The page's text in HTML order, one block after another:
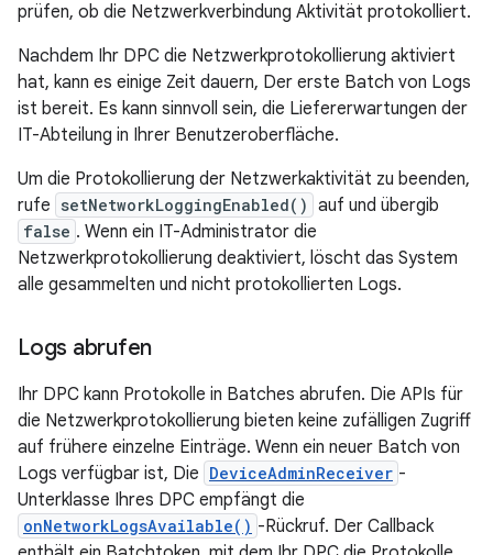
prüfen, ob die Netzwerkverbindung Aktivität protokolliert.
Nachdem Ihr DPC die Netzwerkprotokollierung aktiviert
hat, kann es einige Zeit dauern, Der erste Batch von Logs
ist bereit. Es kann sinnvoll sein, die Liefererwartungen der
IT-Abteilung in Ihrer Benutzeroberfläche.
Um die Protokollierung der Netzwerkaktivität zu beenden,
rufe setNetworkLoggingEnabled() auf und übergib
false . Wenn ein IT-Administrator die
Netzwerkprotokollierung deaktiviert, löscht das System
alle gesammelten und nicht protokollierten Logs.
Logs abrufen
Ihr DPC kann Protokolle in Batches abrufen. Die APIs für
die Netzwerkprotokollierung bieten keine zufälligen Zugriff
auf frühere einzelne Einträge. Wenn ein neuer Batch von
Logs verfügbar ist, Die DeviceAdminReceiver -
Unterklasse Ihres DPC empfängt die
onNetworkLogsAvailable() -Rückruf. Der Callback